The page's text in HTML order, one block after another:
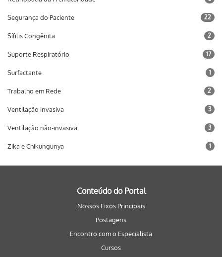
Segurança do Paciente 22
Sífilis Congênita 2
Suporte Respiratório 17
Surfactante 1
Trabalho em Rede 2
Ventilação invasiva 3
Ventilação não-invasiva 3
Zika e Chikungunya 1
Conteúdo do Portal
Nossos Eixos Principais
Postagens
Encontro com o Especialista
Cursos